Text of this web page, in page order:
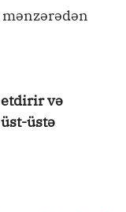
və
üstə